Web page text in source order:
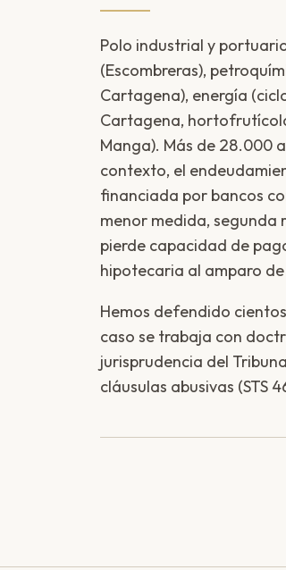
Polo industrial y
(Escombreras),
Cartagena), energía
Cartagena,
Manga). Más de 28.000
contexto, el
financiada por bancos
menor medida, segunda
pierde capacidad de
hipotecaria al amparo
Hemos defendido
caso se trabaja con
jurisprudencia del
cláusulas abusivas (STS